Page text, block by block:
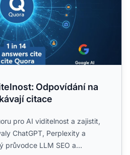
Odpovídání na
citace
pro AI viditelnost a zajistit,
ChatGPT, Perplexity a
průvodce LLM SEO a